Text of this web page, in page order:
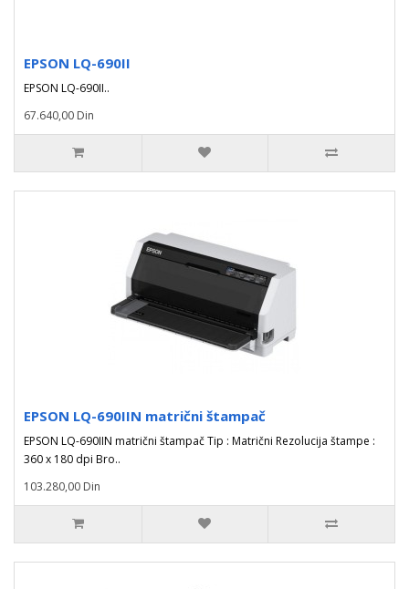
EPSON LQ-690II
EPSON LQ-690II..
67.640,00 Din
EPSON LQ-690IIN matrični štampač
EPSON LQ-690IIN matrični štampač Tip : Matrični Rezolucija štampe :
360 x 180 dpi Bro..
103.280,00 Din